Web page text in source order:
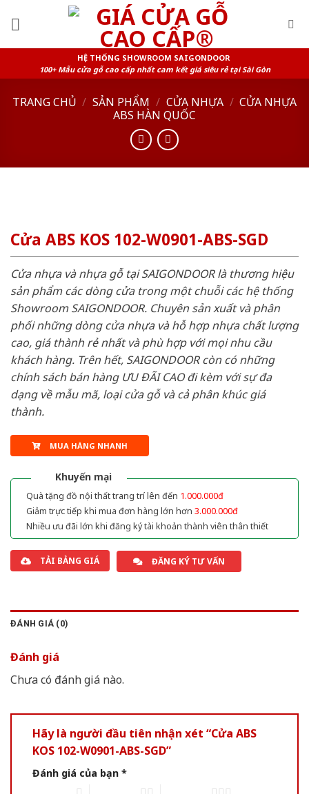
HỆ THỐNG SHOWROOM SAIGONDOOR
100+ Mẫu cửa gỗ cao cấp nhất cam kết giá siêu rẻ tại Sài Gòn
TRANG CHỦ / SẢN PHẨM / CỬA NHỰA / CỬA NHỰA
ABS HÀN QUỐC
Cửa ABS KOS 102-W0901-ABS-SGD
Cửa nhựa và nhựa gỗ tại SAIGONDOOR là thương hiệu
sản phẩm các dòng cửa trong một chuỗi các hệ thống
Showroom SAIGONDOOR. Chuyên sản xuất và phân
phối những dòng cửa nhựa và hỗ hợp nhựa chất lượng
cao, giá thành rẻ nhất và phù hợp với mọi nhu cầu
khách hàng. Trên hết, SAIGONDOOR còn có những
chính sách bán hàng ƯU ĐÃI CAO đi kèm với sự đa
dạng về mẫu mã, loại cửa gỗ và cả phân khúc giá
thành.
MUA HÀNG NHANH
Khuyến mại
Quà tặng đồ nội thất trang trí lên đến 1.000.000đ
Giảm trực tiếp khi mua đơn hàng lớn hơn 3.000.000đ
Nhiều ưu đãi lớn khi đăng ký tài khoản thành viên thân thiết
TẢI BẢNG GIÁ ĐĂNG KÝ TƯ VẤN
ĐÁNH GIÁ (0)
Đánh giá
Chưa có đánh giá nào.
Hãy là người đầu tiên nhận xét “Cửa ABS
KOS 102-W0901-ABS-SGD”
Đánh giá của bạn *